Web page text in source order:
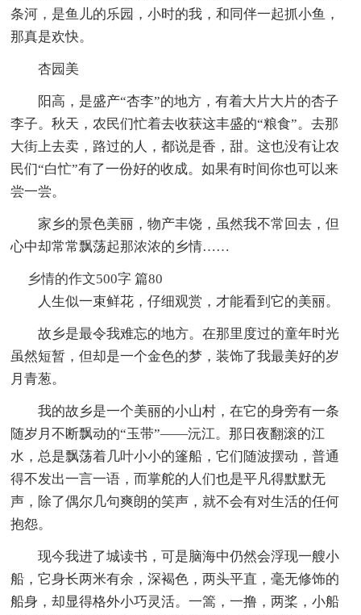
条河，是鱼儿的乐园，小时的我，和同伴一起抓小鱼，
那真是欢快。
杏园美
阳高，是盛产“杏李”的地方，有着大片大片的杏子
李子。秋天，农民们忙着去收获这丰盛的“粮食”。去那
大街上去卖，路过的人，都说是香，甜。这也没有让农
民们“白忙”有了一份好的收成。如果有时间你也可以来
尝一尝。
家乡的景色美丽，物产丰饶，虽然我不常回去，但
心中却常常飘荡起那浓浓的乡情……
乡情的作文500字 篇80
人生似一束鲜花，仔细观赏，才能看到它的美丽。
故乡是最令我难忘的地方。在那里度过的童年时光
虽然短暂，但却是一个金色的梦，装饰了我最美好的岁
月青葱。
我的故乡是一个美丽的小山村，在它的身旁有一条
随岁月不断飘动的“玉带”——沅江。那日夜翻滚的江
水，总是飘荡着几叶小小的篷船，它们随波摆动，普通
得不发出一言一语，而掌舵的人们也是平凡得默默无
声，除了偶尔几句爽朗的笑声，就不会有对生活的任何
抱怨。
现今我进了城读书，可是脑海中仍然会浮现一艘小
船，它身长两米有余，深褐色，两头平直，毫无修饰的
船身，却显得格外小巧灵活。一篙，一撸，两桨，小船